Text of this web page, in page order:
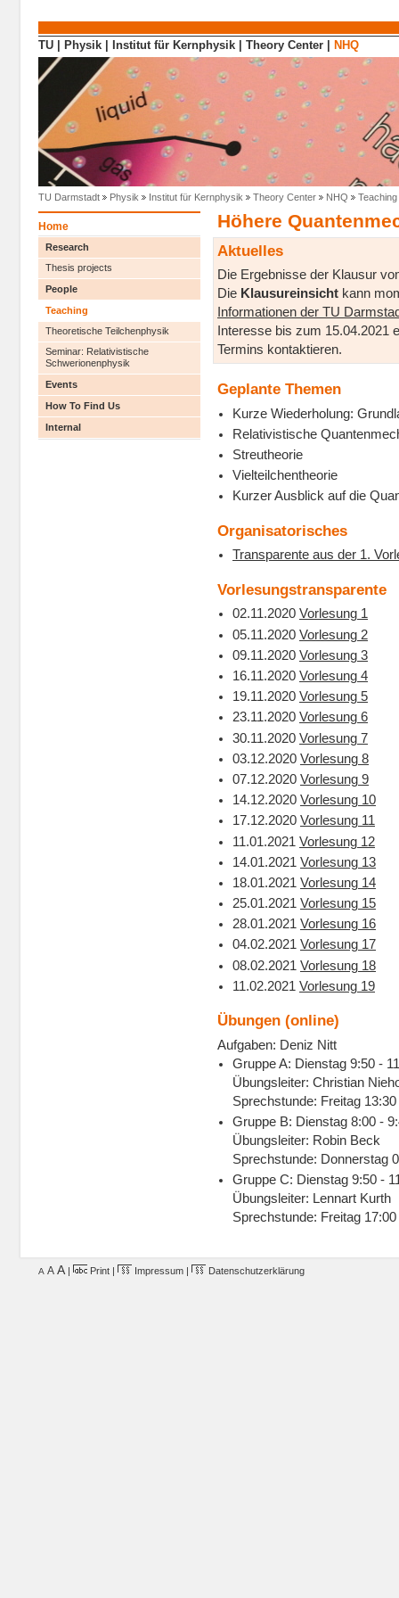
TU Physik Institut für Kernphysik Theory Center NHQ
TU Darmstadt Physik Institut für Kernphysik Theory Center NHQ Teaching
Home
Research
Thesis projects
People
Teaching
Theoretische Teilchenphysik
Seminar: Relativistische
Schwerionenphysik
Events
How To Find Us
Internal
Höhere
Aktuelles
Die Ergebnisse der Klausur
Die Klausureinsicht kann
Informationen der TU
Interesse bis zum 15.04.2021
Termins kontaktieren.
Geplante Themen
Kurze Wiederholung:
Relativistische
Streutheorie
Vielteilchentheorie
Kurzer Ausblick auf die
Organisatorisches
Transparente aus der 1.
Vorlesungstransparente
02.11.2020 Vorlesung 1
05.11.2020 Vorlesung 2
09.11.2020 Vorlesung 3
16.11.2020 Vorlesung 4
19.11.2020 Vorlesung 5
23.11.2020 Vorlesung 6
30.11.2020 Vorlesung 7
03.12.2020 Vorlesung 8
07.12.2020 Vorlesung 9
14.12.2020 Vorlesung 10
17.12.2020 Vorlesung 11
11.01.2021 Vorlesung 12
14.01.2021 Vorlesung 13
18.01.2021 Vorlesung 14
25.01.2021 Vorlesung 15
28.01.2021 Vorlesung 16
04.02.2021 Vorlesung 17
08.02.2021 Vorlesung 18
11.02.2021 Vorlesung 19
Übungen (online)
Aufgaben: Deniz Nitt
Gruppe A: Dienstag 9:50 -
Übungsleiter: Christian
Sprechstunde: Freitag 13:30
Gruppe B: Dienstag 8:00 -
Übungsleiter: Robin Beck
Sprechstunde: Donnerstag
Gruppe C: Dienstag 9:50 -
Übungsleiter: Lennart Kurth
Sprechstunde: Freitag 17:00
A A A | Print | Impressum | Datenschutzerklärung